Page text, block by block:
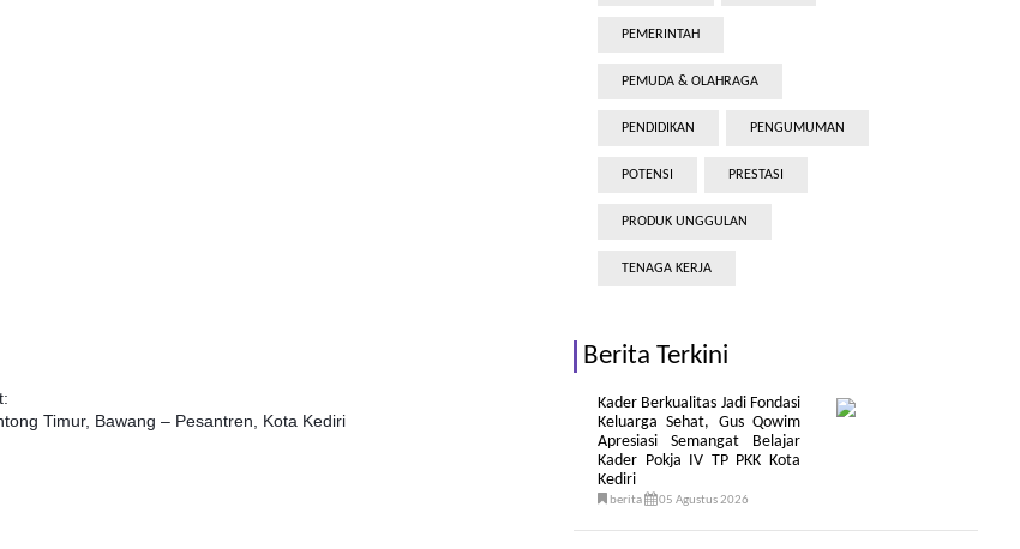
Timur, Bawang – Pesantren, Kota Kediri
PEMERINTAH
PEMUDA & OLAHRAGA
PENDIDIKAN PENGUMUMAN
POTENSI PRESTASI
PRODUK UNGGULAN
TENAGA KERJA
Berita Terkini
Kader Berkualitas Jadi Fondasi
Keluarga Sehat, Gus Qowim
Apresiasi Semangat Belajar
Kader Pokja IV TP PKK Kota
Kediri
berita 05 Agustus 2026